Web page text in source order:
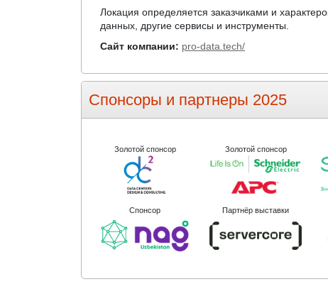
Локация определяется заказчиками и
данных, другие сервисы и инструменты.
Сайт компании: pro-data.tech/
Спонсоры и партнеры 2025
Золотой спонсор Золотой спонсор
Спонсор Партнёр выставки